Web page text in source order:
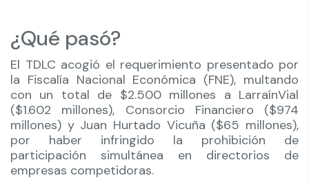
¿Qué pasó?
El TDLC acogió el requerimiento presentado por
la Fiscalía Nacional Económica (FNE), multando
con un total de $2.500 millones a LarraínVial
($1.602 millones), Consorcio Financiero ($974
millones) y Juan Hurtado Vicuña ($65 millones),
por haber infringido la prohibición de
participación simultánea en directorios de
empresas competidoras.